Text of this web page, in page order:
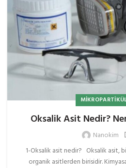
Oksalik Asit Nedir?
Nanokim
1-Oksalik asit nedir? Oksalik asit,
organik asitlerden birisidir.